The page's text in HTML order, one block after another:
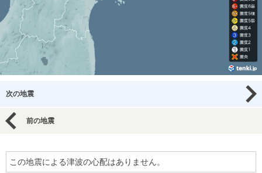
次の地震
前の地震
この地震による津波の心配はありません。